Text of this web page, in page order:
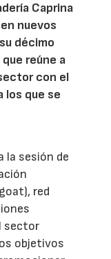
Caprina
nuevos
décimo
reúne a
con el
los que se
la sesión de
red
sector
objetivos